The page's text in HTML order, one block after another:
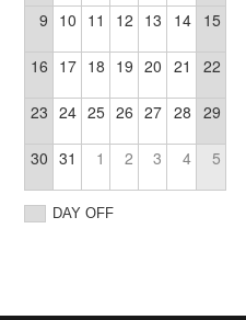
9 10 11 12 13 14 15
16 17 18 19 20 21 22
23 24 25 26 27 28 29
30 31 1 2 3 4 5
DAY OFF